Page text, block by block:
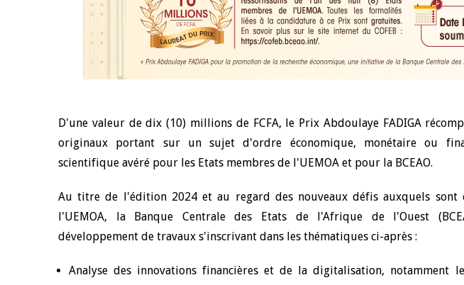
D'une valeur de dix (10) millions de FCFA, le Prix Abdoulaye FADIGA
originaux portant sur un sujet d'ordre économique, monétaire ou
scientifique avéré pour les Etats membres de l'UEMOA et pour la BCEAO.
Au titre de l'édition 2024 et au regard des nouveaux défis auxquels sont
l'UEMOA, la Banque Centrale des Etats de l'Afrique de l'Ouest
développement de travaux s'inscrivant dans les thématiques ci-après :
Analyse des innovations financières et de la digitalisation, notamment